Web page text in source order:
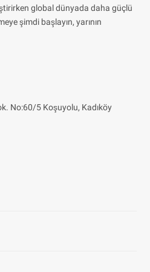
global dünyada daha güçlü
şimdi başlayın, yarının
No:60/5 Koşuyolu, Kadıköy